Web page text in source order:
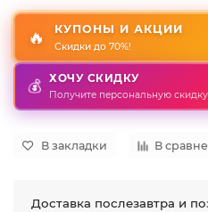
🔥 КУПОНЫ И АКЦИИ
Скидки до 70%!
💰 ХОЧУ СКИДКУ
Получите персональную скидку
В закладки В
Доставка послезавтра и